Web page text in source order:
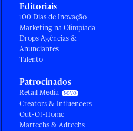
Editoriais
100 Dias de Inovação
Marketing na Olimpíada
Drops Agências &
Anunciantes
Talento
Patrocinados
Retail Media
Creators & Influencers
Out-Of-Home
Martechs & Adtechs